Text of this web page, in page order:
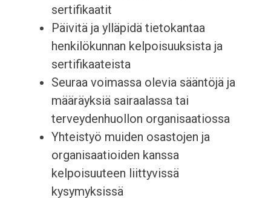
sertifikaatit
Päivitä ja ylläpidä tietokantaa
henkilökunnan kelpoisuuksista ja
sertifikaateista
Seuraa voimassa olevia sääntöjä ja
määräyksiä sairaalassa tai
terveydenhuollon organisaatiossa
Yhteistyö muiden osastojen ja
organisaatioiden kanssa
kelpoisuuteen liittyvissä
kysymyksissä